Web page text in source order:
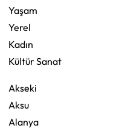
Yaşam
Yerel
Kadın
Kültür Sanat
Akseki
Aksu
Alanya